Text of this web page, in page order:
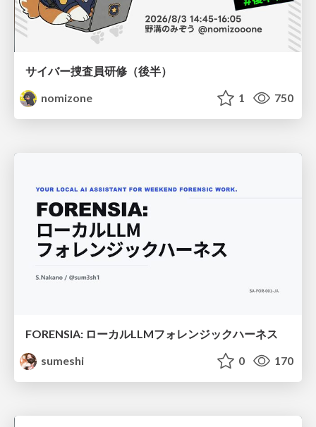
サイバー捜査員研修（後半）
nomizone
1 750
FORENSIA: ローカルLLMフォレンジックハーネス
sumeshi
0 170